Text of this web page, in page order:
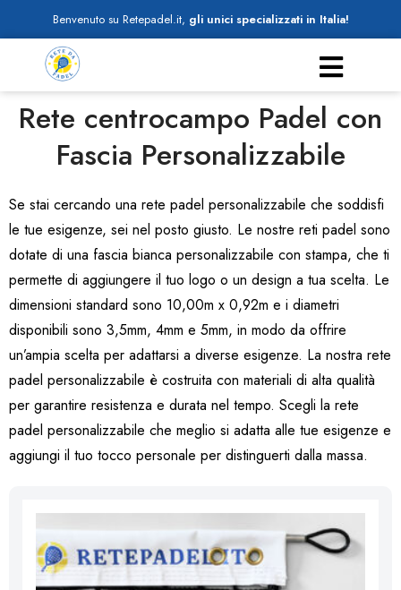
Benvenuto su Retepadel.it, gli unici specializzati in Italia!
Rete centrocampo Padel con
Fascia Personalizzabile
Se stai cercando una rete padel personalizzabile che soddisfi
le tue esigenze, sei nel posto giusto. Le nostre reti padel sono
dotate di una fascia bianca personalizzabile con stampa, che ti
permette di aggiungere il tuo logo o un design a tua scelta. Le
dimensioni standard sono 10,00m x 0,92m e i diametri
disponibili sono 3,5mm, 4mm e 5mm, in modo da offrire
un’ampia scelta per adattarsi a diverse esigenze. La nostra rete
padel personalizzabile è costruita con materiali di alta qualità
per garantire resistenza e durata nel tempo. Scegli la rete
padel personalizzabile che meglio si adatta alle tue esigenze e
aggiungi il tuo tocco personale per distinguerti dalla massa.